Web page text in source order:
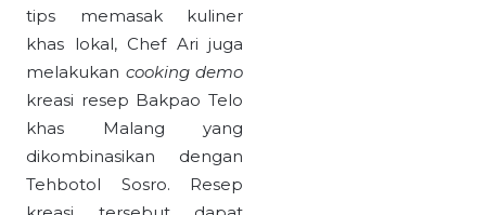
tips memasak kuliner
khas lokal, Chef Ari juga
melakukan cooking demo
kreasi resep Bakpao Telo
khas Malang yang
dikombinasikan dengan
Tehbotol Sosro. Resep